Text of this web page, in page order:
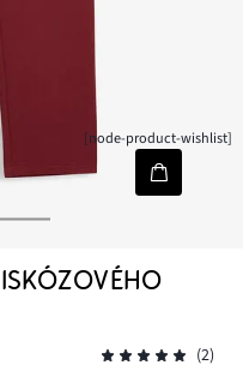
[node-product-wishlist]
(2)